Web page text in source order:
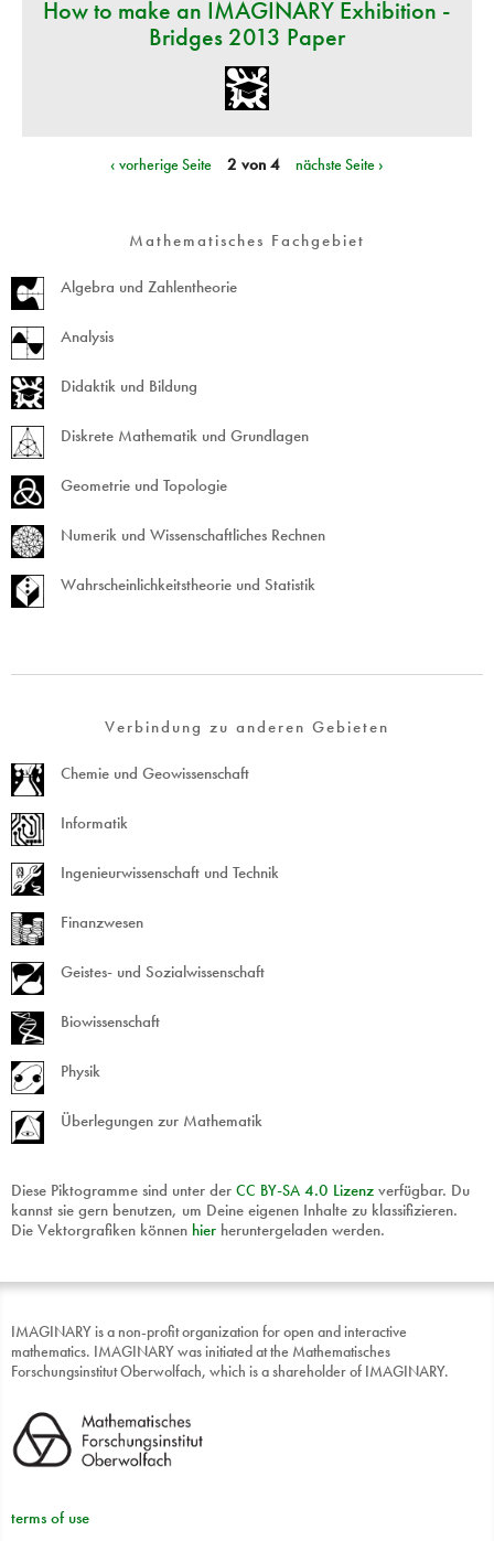
How to make an IMAGINARY Exhibition -
Bridges 2013 Paper
‹ vorherige Seite 2 von 4 nächste Seite ›
Mathematisches Fachgebiet
Algebra und Zahlentheorie
Analysis
Didaktik und Bildung
Diskrete Mathematik und Grundlagen
Geometrie und Topologie
Numerik und Wissenschaftliches Rechnen
Wahrscheinlichkeitstheorie und Statistik
Verbindung zu anderen Gebieten
Chemie und Geowissenschaft
Informatik
Ingenieurwissenschaft und Technik
Finanzwesen
Geistes- und Sozialwissenschaft
Biowissenschaft
Physik
Überlegungen zur Mathematik
Diese Piktogramme sind unter der CC BY-SA 4.0 Lizenz verfügbar. Du
kannst sie gern benutzen, um Deine eigenen Inhalte zu klassifizieren.
Die Vektorgrafiken können hier heruntergeladen werden.
IMAGINARY is a non-profit organization for open and interactive
mathematics. IMAGINARY was initiated at the Mathematisches
Forschungsinstitut Oberwolfach, which is a shareholder of IMAGINARY.
terms of use